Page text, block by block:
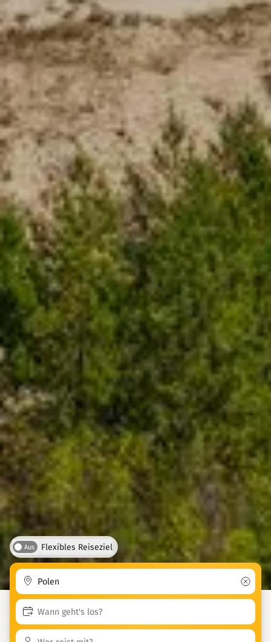
Aus Flexibles Reiseziel